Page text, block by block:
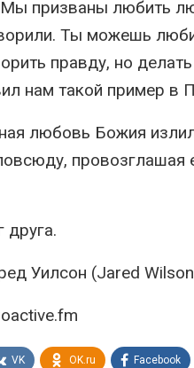
призваны любить
Ты можешь
правду, но
нам такой пример в
любовь Божия
друга.
Уилсон (Jared
VK OK.ru Facebook